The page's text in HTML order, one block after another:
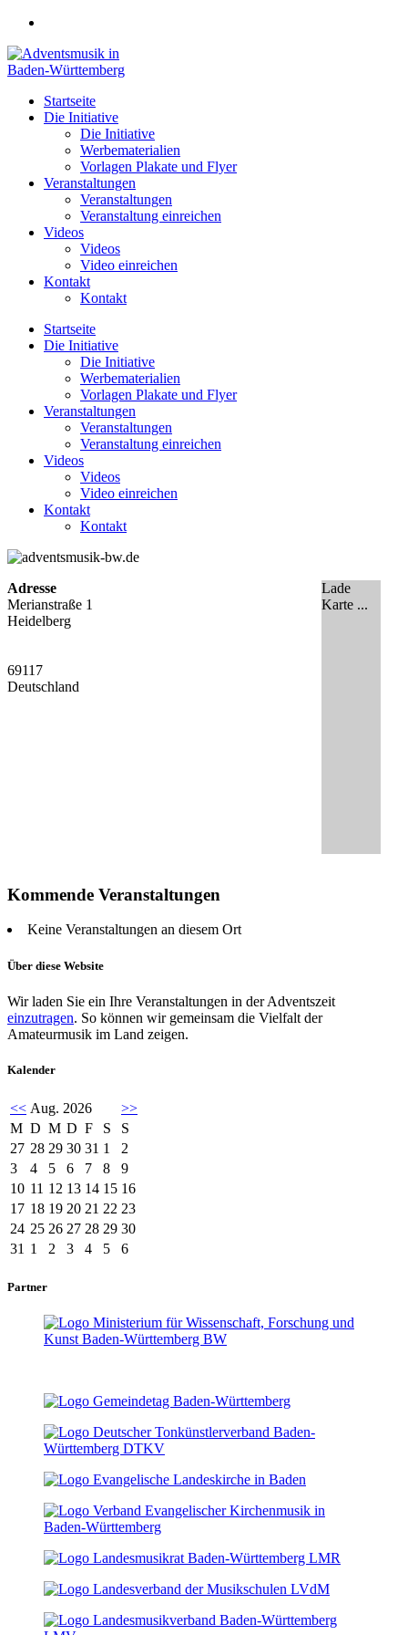
Zum
springen
Startseite
Die Initiative
Die Initiative
Werbematerialien
Vorlagen Plakate und Flyer
Veranstaltungen
Veranstaltungen
Veranstaltung einreichen
Videos
Videos
Video einreichen
Kontakt
Kontakt
Startseite
Die Initiative
Die Initiative
Werbematerialien
Vorlagen Plakate und Flyer
Veranstaltungen
Veranstaltungen
Veranstaltung einreichen
Videos
Videos
Video einreichen
Kontakt
Kontakt
Lade
Karte ...
Adresse
Merianstraße 1
Heidelberg
69117
Deutschland
Kommende Veranstaltungen
Keine Veranstaltungen an diesem Ort
Über diese Website
Wir laden Sie ein Ihre Veranstaltungen in der Adventszeit
einzutragen. So können wir gemeinsam die Vielfalt der
Amateurmusik im Land zeigen.
Kalender
<< Aug. 2026
>>
M D M D F S
S
27 28 29 30 31 1
2
3
4 5 6 7 8
9
10 11 12 13 14 15 16
17 18 19 20 21 22 23
24 25 26 27 28 29 30
31 1 2 3 4 5 6
Partner